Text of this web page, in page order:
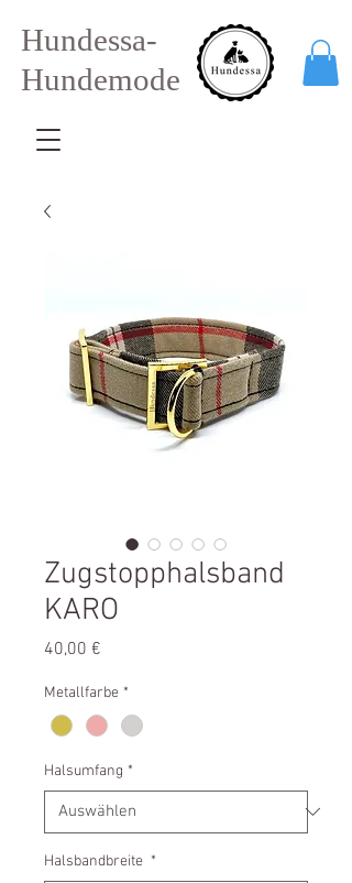
Hundessa-
Hundemode
Zugstopphalsband
KARO
40,00 €
Metallfarbe *
Halsumfang *
Halsbandbreite *